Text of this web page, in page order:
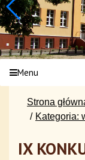
Menu
Strona
Kategoria:
IX